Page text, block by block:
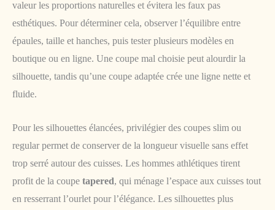
valeur les proportions naturelles et évitera les faux pas
esthétiques. Pour déterminer cela, observer l’équilibre entre
épaules, taille et hanches, puis tester plusieurs modèles en
boutique ou en ligne. Une coupe mal choisie peut alourdir la
silhouette, tandis qu’une coupe adaptée crée une ligne nette et
fluide.
Pour les silhouettes élancées, privilégier des coupes slim ou
regular permet de conserver de la longueur visuelle sans effet
trop serré autour des cuisses. Les hommes athlétiques tirent
profit de la coupe tapered, qui ménage l’espace aux cuisses tout
en resserrant l’ourlet pour l’élégance. Les silhouettes plus